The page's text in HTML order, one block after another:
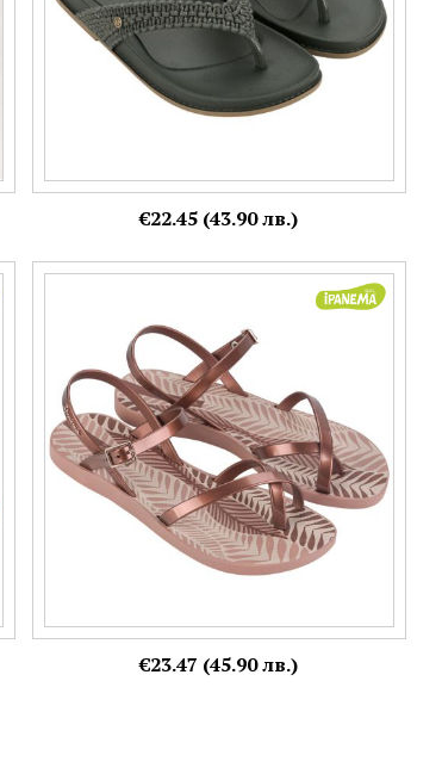
€22.45 (43.90 лв.)
Бронзови дамски сандали на комфортно
Номерация:
35-36,38,39
Още цветове:
€23.47 (45.90 лв.)